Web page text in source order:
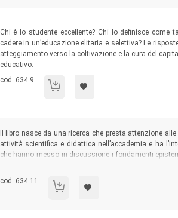
Sommario:
Chi è lo studente eccellente? Chi lo definisce come
cadere in un’educazione elitaria e selettiva? Le
atteggiamento verso la coltivazione e la cura del
educativo.
Codice libro:
cod. 634.9 Gli studenti eccellenti nella scuola
Sommario:
Il libro nasce da una ricerca che presta attenzione
attività scientifica e didattica nell’accademia e ha
che hanno messo in discussione i fondamenti
, dunque, bensì un volume
nel settore delle scienze sociali.
Codice libro:
cod. 634.11 Conseguenze della valutazione